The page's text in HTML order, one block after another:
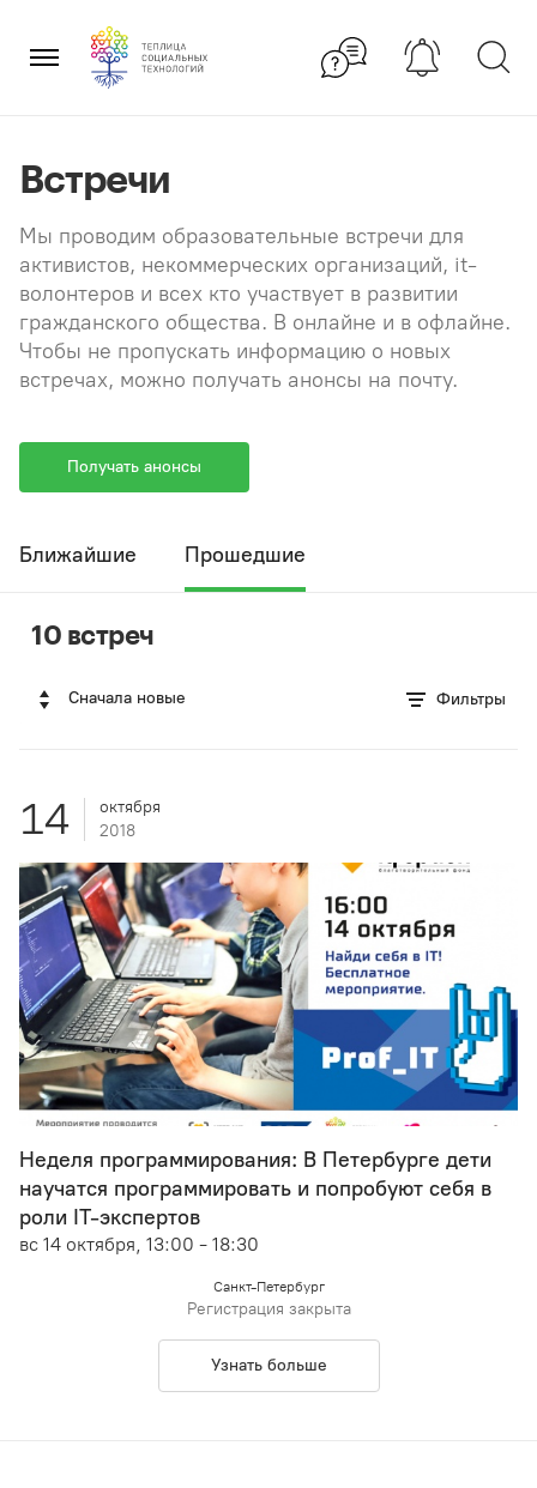
содержанию
×
Встречи
Мы проводим образовательные встречи для
активистов, некоммерческих организаций, it-
волонтеров и всех кто участвует в развитии
гражданского общества. В онлайне и в офлайне.
Чтобы не пропускать информацию о новых
встречах, можно получать анонсы на почту.
Получать анонсы
Ближайшие Прошедшие
10 встреч
Сначала новые Фильтры
14
октября
2018
Неделя программирования: В Петербурге дети
научатся программировать и попробуют себя в
роли IT-экспертов
вс 14 октября, 13:00 - 18:30
Санкт-Петербург
Регистрация закрыта
Узнать больше